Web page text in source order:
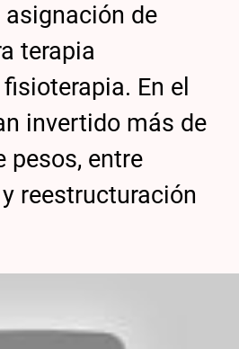
de
terapia
En el
invertido más de
pesos, entre
reestructuración